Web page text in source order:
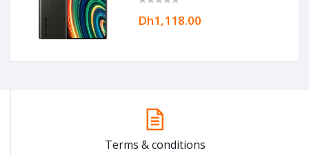
Dh1,118.00
Terms & conditions